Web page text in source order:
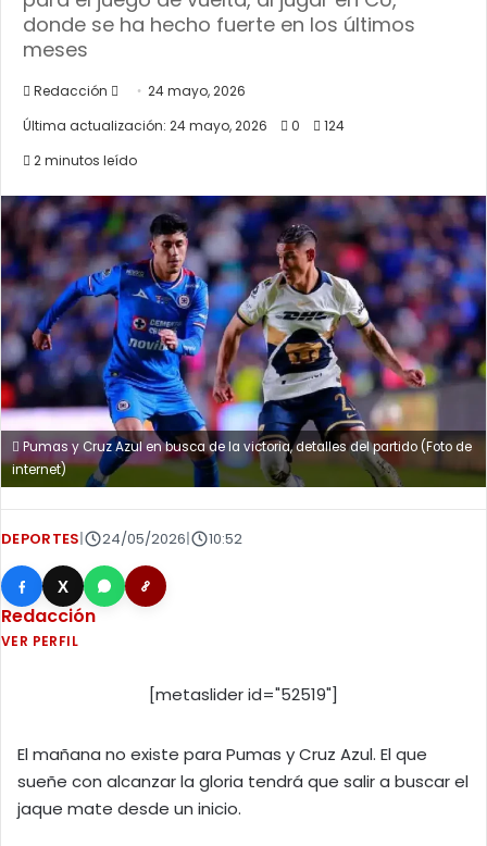
donde se ha hecho fuerte en los últimos
meses
Redacción
Send24 mayo, 2026
Última actualización: 24 mayo, 2026
0
124
2 minutos leído
Pumas y Cruz Azul en busca de la victoria, detalles del partido (Foto de
internet)
DEPORTES 24/05/2026 10:52
X
Redacción
VER PERFIL
[metaslider id="52519"]
El mañana no existe para Pumas y Cruz Azul. El que
sueñe con alcanzar la gloria tendrá que salir a buscar el
jaque mate desde un inicio.